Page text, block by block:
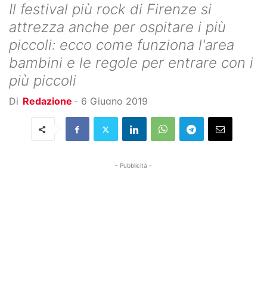
Il festival più rock di Firenze si
attrezza anche per ospitare i più
piccoli: ecco come funziona l'area
bambini e le regole per entrare con i
più piccoli
Di Redazione - 6 Giugno 2019
- Pubblicità -